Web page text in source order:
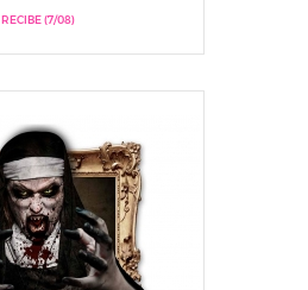
RECIBE (7/08)